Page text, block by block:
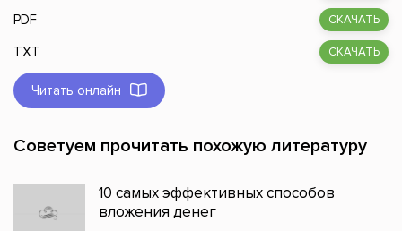
PDF СКАЧАТЬ
TXT СКАЧАТЬ
Читать онлайн
Советуем прочитать похожую литературу
10 самых эффективных способов
вложения денег